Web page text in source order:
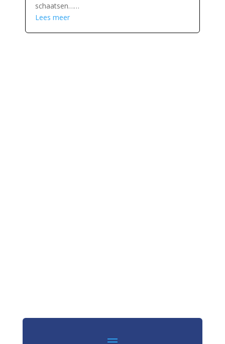
schaatsen……
Lees meer